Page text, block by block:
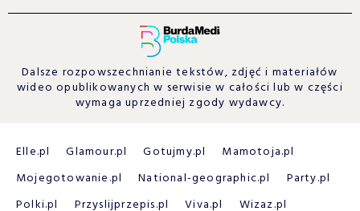
Dalsze rozpowszechnianie tekstów, zdjęć i materiałów
wideo opublikowanych w serwisie w całości lub w części
wymaga uprzedniej zgody wydawcy.
Elle.pl Glamour.pl Gotujmy.pl
Mamotoja.pl
Mojegotowanie.pl
National-geographic.pl
Party.pl
Polki.pl
Przyslijprzepis.pl Viva.pl Wizaz.pl